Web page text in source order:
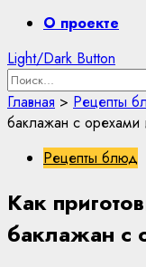
PrimaryО проекте
Light/Dark Button
Найти:
Главная > Рецепты
баклажан с
Рецепты блюд
Как
баклажан с